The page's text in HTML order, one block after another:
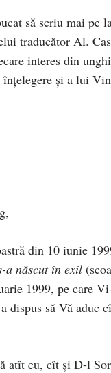
să scriu mai
traducător Al.
interes din
înţelegere şi a lui
din 10 iunie
a născut în exil
1999, pe care
dispus să Vă aduc
atît eu, cît şi D-l